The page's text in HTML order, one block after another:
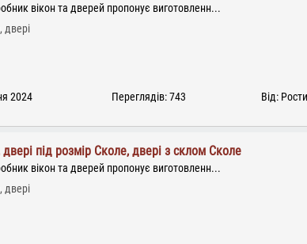
вікон та дверей пропонує виготовленн...
двері
2024 Переглядів: 743 Від:
під розмір Сколе, двері з склом Сколе
вікон та дверей пропонує виготовленн...
двері